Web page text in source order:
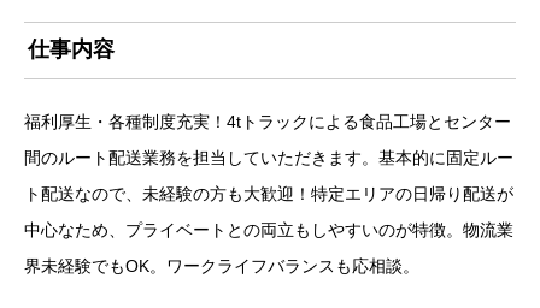
仕事内容
福利厚生・各種制度充実！4tトラックによる食品工場とセンター
間のルート配送業務を担当していただきます。基本的に固定ルー
ト配送なので、未経験の方も大歓迎！特定エリアの日帰り配送が
中心なため、プライベートとの両立もしやすいのが特徴。物流業
界未経験でもOK。ワークライフバランスも応相談。